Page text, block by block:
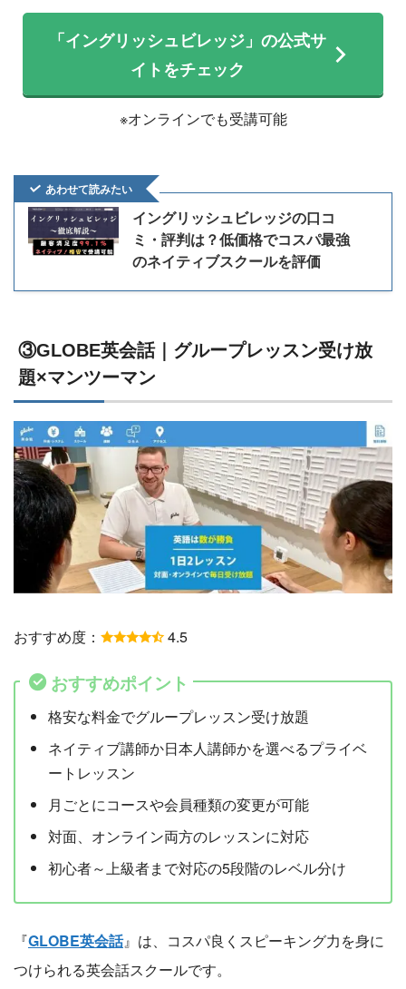
「イングリッシュビレッジ」の公式サ
イトをチェック
※オンラインでも受講可能
あわせて読みたい
イングリッシュビレッジの口コ
ミ・評判は？低価格でコスパ最強
のネイティブスクールを評価
③GLOBE英会話｜グループレッスン受け放
題×マンツーマン
おすすめ度： 4.5
おすすめポイント
格安な料金でグループレッスン受け放題
ネイティブ講師か日本人講師かを選べるプライベ
ートレッスン
月ごとにコースや会員種類の変更が可能
対面、オンライン両方のレッスンに対応
初心者～上級者まで対応の5段階のレベル分け
『GLOBE英会話』は、コスパ良くスピーキング力を身に
つけられる英会話スクールです。